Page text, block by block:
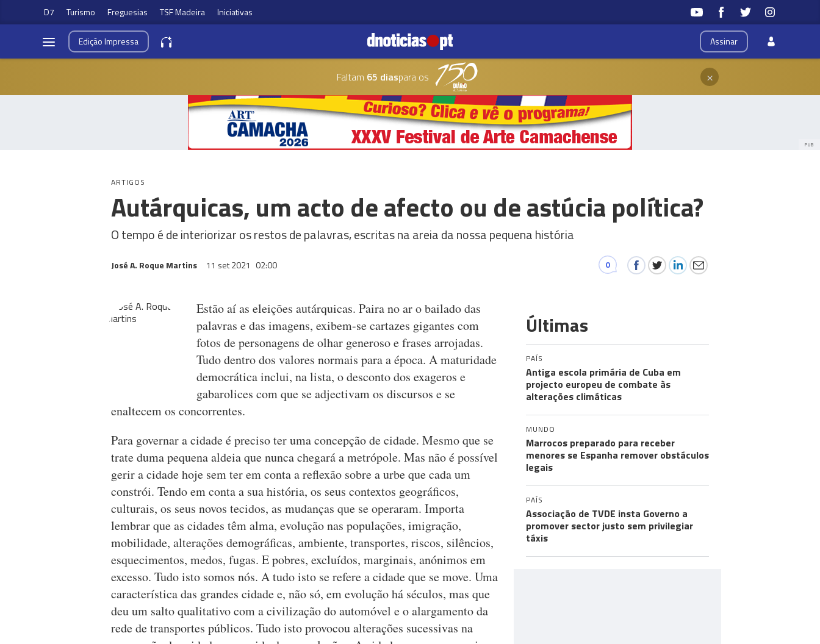
D7 Turismo Freguesias TSF Madeira Iniciativas
Assinar
EdiçãoImpressa
Faltam 65 diaspara os ×
PUB
ARTIGOS
Autárquicas, um acto de afecto ou de astúcia política?
O tempo é de interiorizar os restos de palavras, escritas na areia da nossa pequena história
José A. Roque Martins 11 set 2021 02:00 0
Estão aí as eleições autárquicas. Paira no ar o bailado das
palavras e das imagens, exibem-se cartazes gigantes com
fotos de personagens de olhar generoso e frases arrojadas.
Tudo dentro dos valores normais para a época. A maturidade
democrática inclui, na lista, o desconto dos exageros e
gabarolices com que se adjectivam os discursos e se
enaltecem os concorrentes.
Para governar a cidade é preciso ter uma concepção de cidade. Mesmo que se
trate duma pequena aldeia que nunca chegará a metrópole. Mas não é possível
gerir a cidade hoje sem ter em conta a reflexão sobre a urbe que cada um
constrói. Tendo em conta a sua história, os seus contextos geográficos,
culturais, os seus novos tecidos, as mudanças que se operaram. Importa
lembrar que as cidades têm alma, evolução nas populações, imigração,
mobilidade, alterações demográficas, ambiente, transportes, riscos, silêncios,
esquecimentos, medos, fugas. E pobres, excluídos, marginais, anónimos em
excesso. Tudo isto somos nós. A tudo isto se refere a cidade que se move. Uma
característica das grandes cidade e, não só, em evolução há séculos, mas que
deu um salto qualitativo com a civilização do automóvel e o alargamento da
rede de transportes públicos. Tudo isto provocou alterações sucessivas na
Últimas
PAÍS
Antiga escola primária de Cuba em
projecto europeu de combate às
alterações climáticas
MUNDO
Marrocos preparado para receber
menores se Espanha remover obstáculos
legais
PAÍS
Associação de TVDE insta Governo a
promover sector justo sem privilegiar
táxis